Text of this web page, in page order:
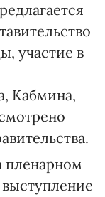
участие в
Кабмина,
пленарном